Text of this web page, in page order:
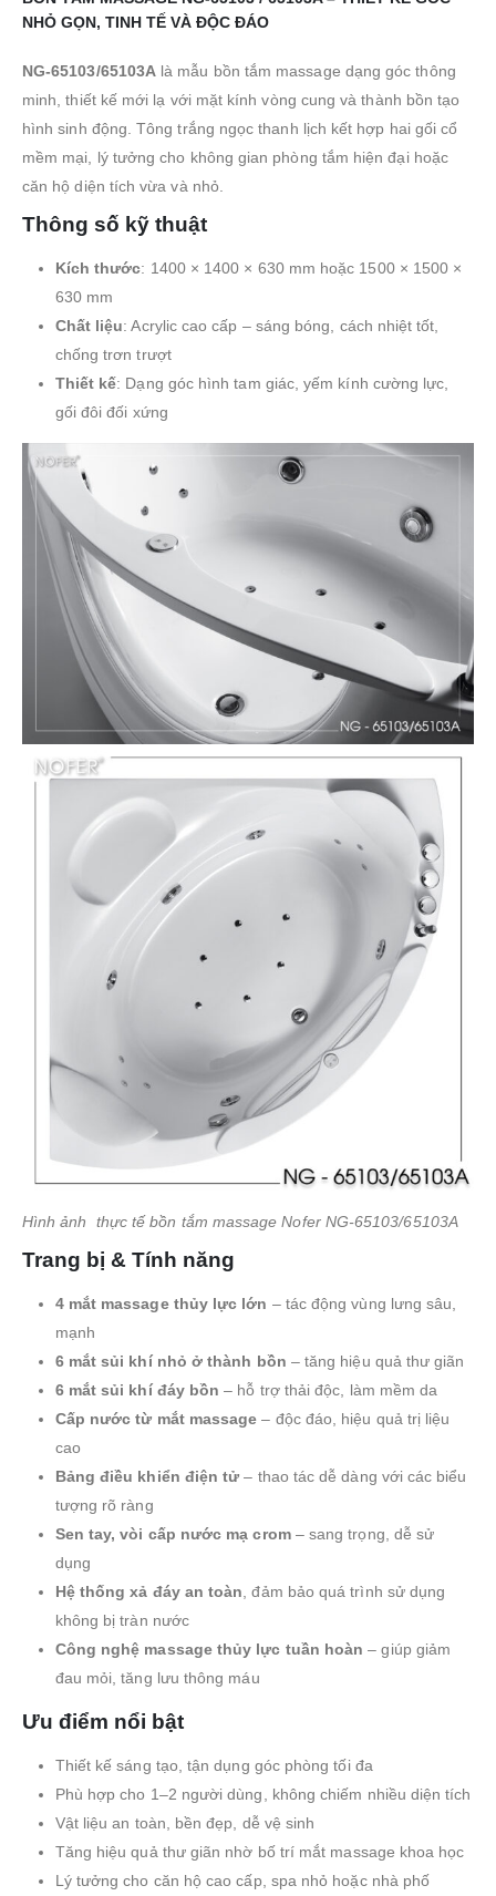
NHỎ GỌN, TINH TẾ VÀ ĐỘC ĐÁO
NG-65103/65103A là mẫu bồn tắm massage dạng góc thông
minh, thiết kế mới lạ với mặt kính vòng cung và thành bồn tạo
hình sinh động. Tông trắng ngọc thanh lịch kết hợp hai gối cổ
mềm mại, lý tưởng cho không gian phòng tắm hiện đại hoặc
căn hộ diện tích vừa và nhỏ.
Thông số kỹ thuật
Kích thước: 1400 × 1400 × 630 mm hoặc 1500 × 1500 ×
630 mm
Chất liệu: Acrylic cao cấp – sáng bóng, cách nhiệt tốt,
chống trơn trượt
Thiết kế: Dạng góc hình tam giác, yếm kính cường lực,
gối đôi đối xứng
Hình ảnh thực tế bồn tắm massage Nofer NG-65103/65103A
Trang bị & Tính năng
4 mắt massage thủy lực lớn – tác động vùng lưng sâu,
mạnh
6 mắt sủi khí nhỏ ở thành bồn – tăng hiệu quả thư giãn
6 mắt sủi khí đáy bồn – hỗ trợ thải độc, làm mềm da
Cấp nước từ mắt massage – độc đáo, hiệu quả trị liệu
cao
Bảng điều khiển điện tử – thao tác dễ dàng với các biểu
tượng rõ ràng
Sen tay, vòi cấp nước mạ crom– sang trọng, dễ sử
dụng
Hệ thống xả đáy an toàn , đảm bảo quá trình sử dụng
không bị tràn nước
Công nghệ massage thủy lực tuần hoàn – giúp giảm
đau mỏi, tăng lưu thông máu
Ưu điểm nổi bật
Thiết kế sáng tạo, tận dụng góc phòng tối đa
Phù hợp cho 1–2 người dùng, không chiếm nhiều diện tích
Vật liệu an toàn, bền đẹp, dễ vệ sinh
Tăng hiệu quả thư giãn nhờ bố trí mắt massage khoa học
Lý tưởng cho căn hộ cao cấp, spa nhỏ hoặc nhà phố